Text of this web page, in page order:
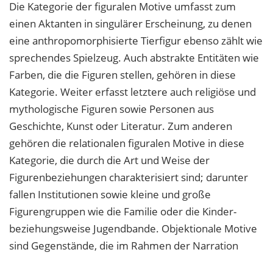
Die Kategorie der figuralen Motive umfasst zum
einen Aktanten in singulärer Erscheinung, zu denen
eine anthropomorphisierte Tierfigur ebenso zählt wie
sprechendes Spielzeug. Auch abstrakte Entitäten wie
Farben, die die Figuren stellen, gehören in diese
Kategorie. Weiter erfasst letztere auch religiöse und
mythologische Figuren sowie Personen aus
Geschichte, Kunst oder Literatur. Zum anderen
gehören die relationalen figuralen Motive in diese
Kategorie, die durch die Art und Weise der
Figurenbeziehungen charakterisiert sind; darunter
fallen Institutionen sowie kleine und große
Figurengruppen wie die Familie oder die Kinder-
beziehungsweise Jugendbande. Objektionale Motive
sind Gegenstände, die im Rahmen der Narration